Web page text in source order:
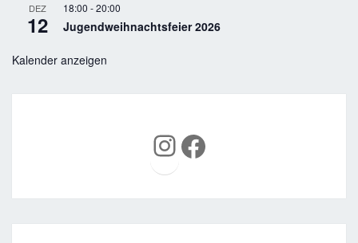
DEZ
12
18:00 -20:00
Jugendweihnachtsfeier 2026
Kalender anzeigen
Instagram
Facebook